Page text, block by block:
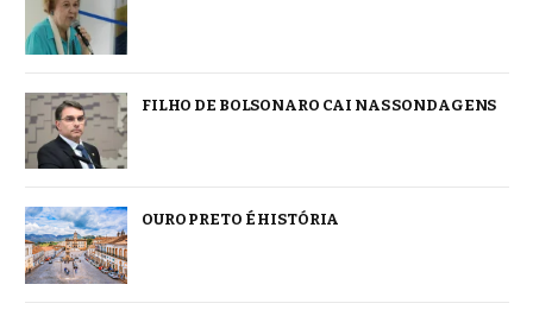
FILHO DE BOLSONARO CAI NAS SONDAGENS
OURO PRETO É HISTÓRIA